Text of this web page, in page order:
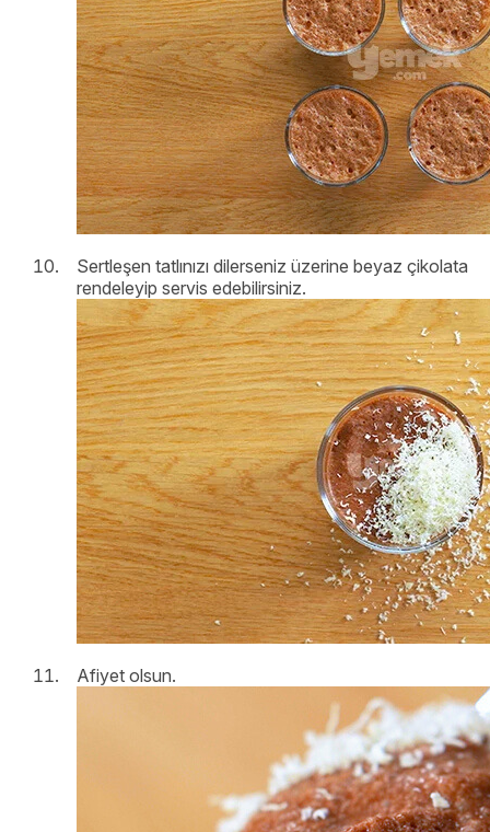
Sertleşen tatlınızı dilerseniz üzerine beyaz çikolata
rendeleyip servis edebilirsiniz.
Afiyet olsun.